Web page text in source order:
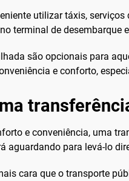
utilizar táxis,
terminal de desembarque
são opcionais para
e conforto,
e conveniência, uma
aguardando para levá-lo
cara que o transporte